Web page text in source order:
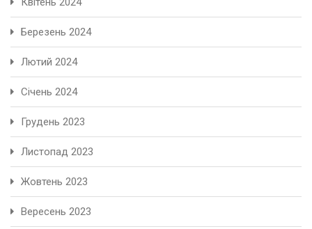
Березень 2024
Лютий 2024
Січень 2024
Грудень 2023
Листопад 2023
Жовтень 2023
Вересень 2023